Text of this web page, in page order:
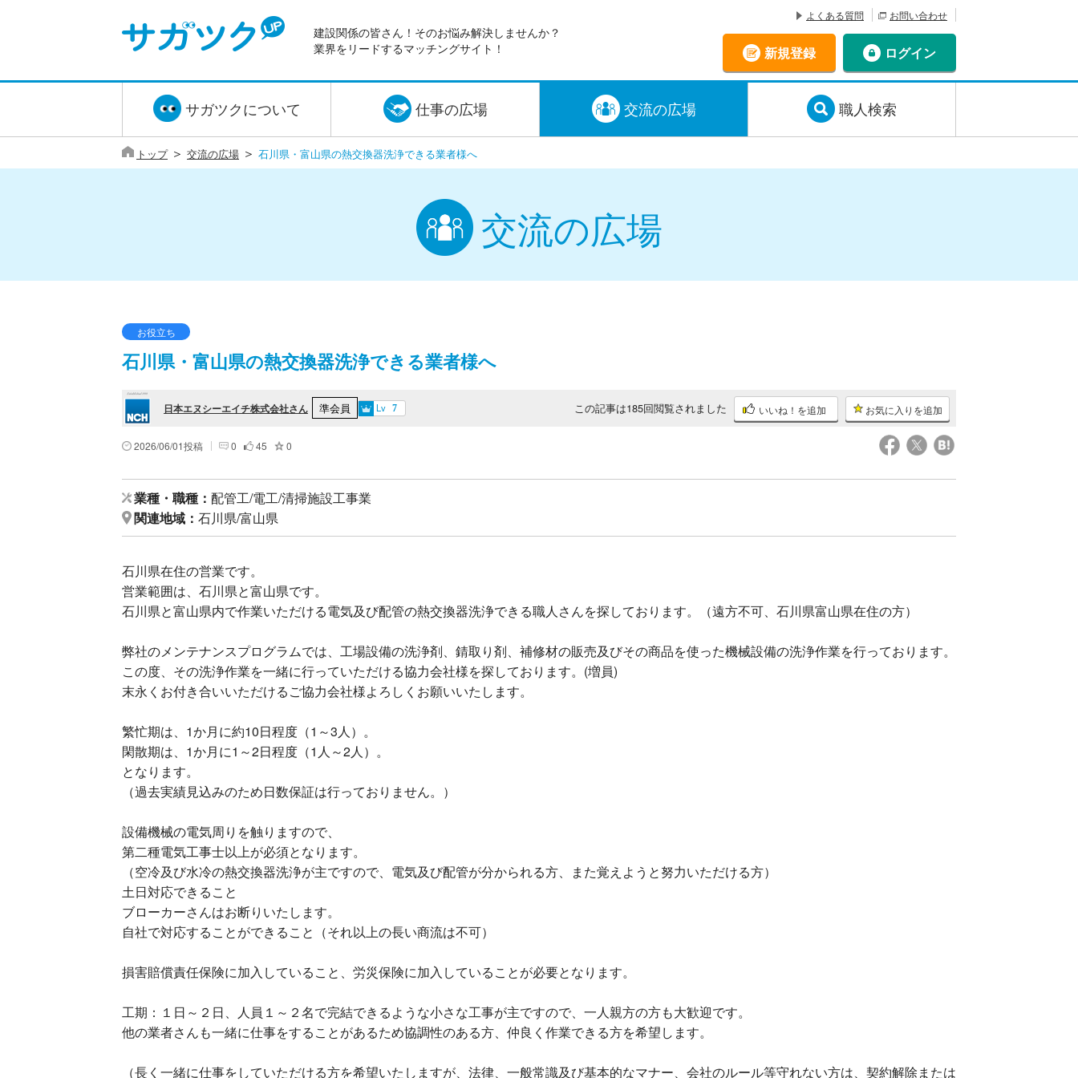
建設関係の皆さん！そのお悩み解決しませんか？
業界をリードするマッチングサイト！
よくある質問 お問い合わせ
新規登録 ログイン
サガツクについて 仕事の広場 交流の広場 職人検索
トップ＞ 交流の広場 ＞ 石川県・富山県の熱交換器洗浄できる業者様へ
交流の広場
お役立ち
石川県・富山県の熱交換器洗浄できる業者様へ
日本エヌシーエイチ株式会社さん 準会員 Lv 7 この記事は185回閲覧されました いいね！を追加 お気に入りを追加
2026/06/01投稿 0 45 0
業種・職種
配管工/電工/清掃施設工事業
関連地域
石川県/富山県
石川県在住の営業です。
営業範囲は、石川県と富山県です。
石川県と富山県内で作業いただける電気及び配管の熱交換器洗浄できる職人さんを探しております。（遠方不可、石川県富山県在住の方）
弊社のメンテナンスプログラムでは、工場設備の洗浄剤、錆取り剤、補修材の販売及びその商品を使った機械設備の洗浄作業を行っております。
この度、その洗浄作業を一緒に行っていただける協力会社様を探しております。(増員)
末永くお付き合いいただけるご協力会社様よろしくお願いいたします。
繁忙期は、1か月に約10日程度（1～3人）。
閑散期は、1か月に1～2日程度（1人～2人）。
となります。
（過去実績見込みのため日数保証は行っておりません。）
設備機械の電気周りを触りますので、
第二種電気工事士以上が必須となります。
（空冷及び水冷の熱交換器洗浄が主ですので、電気及び配管が分かられる方、また覚えようと努力いただける方）
土日対応できること
ブローカーさんはお断りいたします。
自社で対応することができること（それ以上の長い商流は不可）
損害賠償責任保険に加入していること、労災保険に加入していることが必要となります。
工期：１日～２日、人員１～２名で完結できるような小さな工事が主ですので、一人親方の方も大歓迎です。
他の業者さんも一緒に仕事をすることがあるため協調性のある方、仲良く作業できる方を希望します。
（長く一緒に仕事をしていただける方を希望いたしますが、法律、一般常識及び基本的なマナー、会社のルール等守れない方は、契約解除または